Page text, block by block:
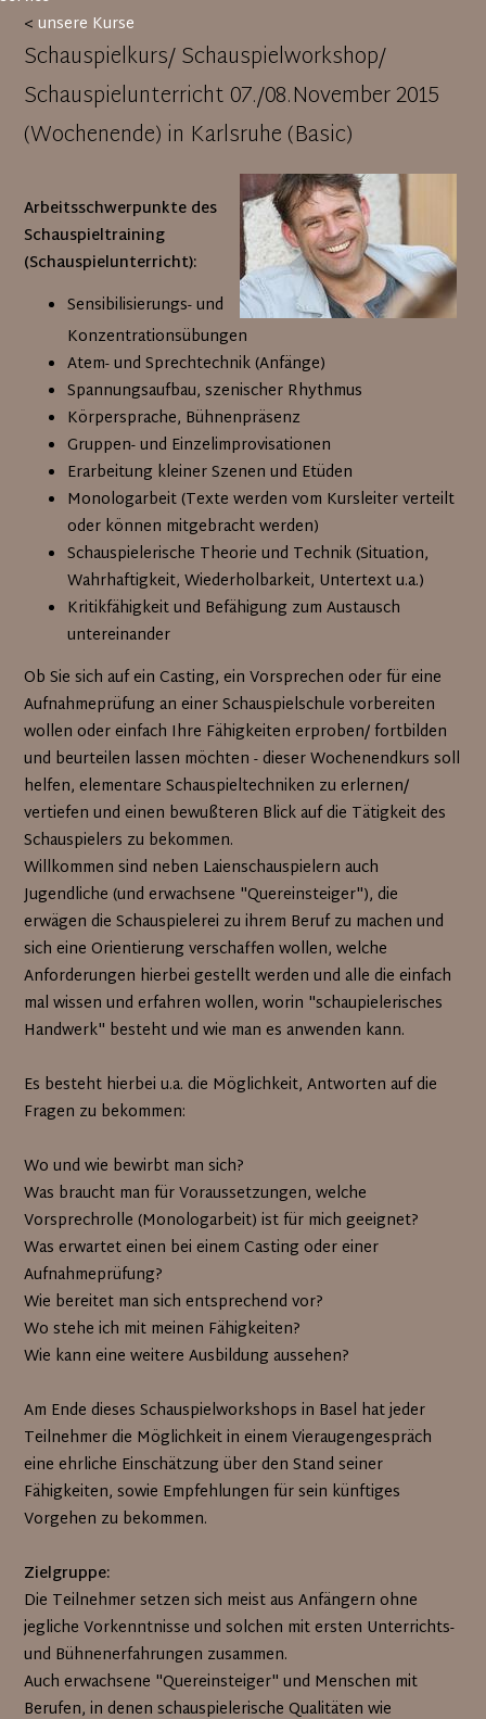
<unsere Kurse
Schauspielkurs/ Schauspielworkshop/
Schauspielunterricht 07./08.November 2015
(Wochenende) in Karlsruhe (Basic)
Arbeitsschwerpunkte des
Schauspieltraining
(Schauspielunterricht):
Sensibilisierungs- und
Konzentrationsübungen
Atem- und Sprechtechnik (Anfänge)
Spannungsaufbau, szenischer Rhythmus
Körpersprache, Bühnenpräsenz
Gruppen- und Einzelimprovisationen
Erarbeitung kleiner Szenen und Etüden
Monologarbeit (Texte werden vom Kursleiter verteilt
oder können mitgebracht werden)
Schauspielerische Theorie und Technik (Situation,
Wahrhaftigkeit, Wiederholbarkeit, Untertext u.a.)
Kritikfähigkeit und Befähigung zum Austausch
untereinander
Ob Sie sich auf ein Casting, ein Vorsprechen oder für eine
Aufnahmeprüfung an einer Schauspielschule vorbereiten
wollen oder einfach Ihre Fähigkeiten erproben/ fortbilden
und beurteilen lassen möchten - dieser Wochenendkurs soll
helfen, elementare Schauspieltechniken zu erlernen/
vertiefen und einen bewußteren Blick auf die Tätigkeit des
Schauspielers zu bekommen.
Willkommen sind neben Laienschauspielern auch
Jugendliche (und erwachsene "Quereinsteiger"), die
erwägen die Schauspielerei zu ihrem Beruf zu machen und
sich eine Orientierung verschaffen wollen, welche
Anforderungen hierbei gestellt werden und alle die einfach
mal wissen und erfahren wollen, worin "schaupielerisches
Handwerk" besteht und wie man es anwenden kann.
Es besteht hierbei u.a. die Möglichkeit, Antworten auf die
Fragen zu bekommen:
Wo und wie bewirbt man sich?
Was braucht man für Voraussetzungen, welche
Vorsprechrolle (Monologarbeit) ist für mich geeignet?
Was erwartet einen bei einem Casting oder einer
Aufnahmeprüfung?
Wie bereitet man sich entsprechend vor?
Wo stehe ich mit meinen Fähigkeiten?
Wie kann eine weitere Ausbildung aussehen?
Am Ende dieses Schauspielworkshops in Basel hat jeder
Teilnehmer die Möglichkeit in einem Vieraugengespräch
eine ehrliche Einschätzung über den Stand seiner
Fähigkeiten, sowie Empfehlungen für sein künftiges
Vorgehen zu bekommen.
Zielgruppe:
Die Teilnehmer setzen sich meist aus Anfängern ohne
jegliche Vorkenntnisse und solchen mit ersten Unterrichts-
und Bühnenerfahrungen zusammen.
Auch erwachsene "Quereinsteiger" und Menschen mit
Berufen, in denen schauspielerische Qualitäten wie